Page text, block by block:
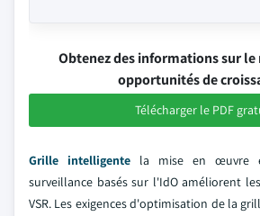
Obtenez des informations sur le
opportunités de
Télécharger le PDF
Grille intelligente la mise en œuvre
surveillance basés sur l'IdO améliorent
VSR. Les exigences d'optimisation de la